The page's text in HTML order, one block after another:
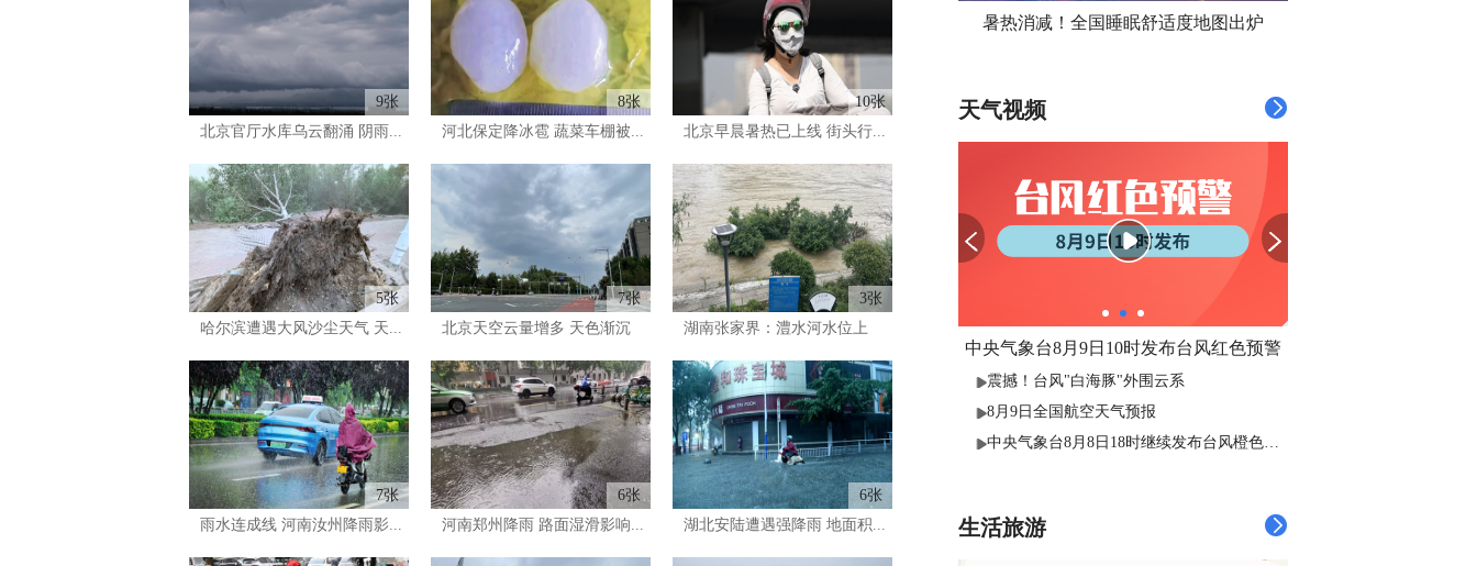
9张
北京官厅水库乌云翻涌 阴雨...
8张
河北保定降冰雹 蔬菜车棚被...
10张
北京早晨暑热已上线 街头行...
5张
哈尔滨遭遇大风沙尘天气 天...
7张
北京天空云量增多 天色渐沉
3张
湖南张家界：澧水河水位上
涨...
7张
雨水连成线 河南汝州降雨影...
6张
河南郑州降雨 路面湿滑影响...
6张
湖北安陆遭遇强降雨 地面积...
暑热消减！全国睡眠舒适度地图出炉
天气视频
中央气象台8月9日10时发布台风红色预警
震撼！台风"白海豚"外围云系
8月9日全国航空天气预报
中央气象台8月8日18时继续发布台风橙色预警
生活旅游